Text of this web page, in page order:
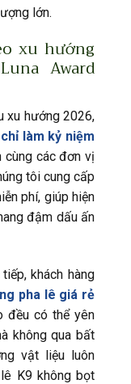
lớn.
xu hướng
Award
xu hướng 2026,
làm kỷ niệm
cùng các đơn vị
tôi cung cấp
phí, giúp hiện
đậm dấu ấn
khách hàng
pha lê giá rẻ
đều có thể yên
không qua bất
vật liệu luôn
K9 không bọt